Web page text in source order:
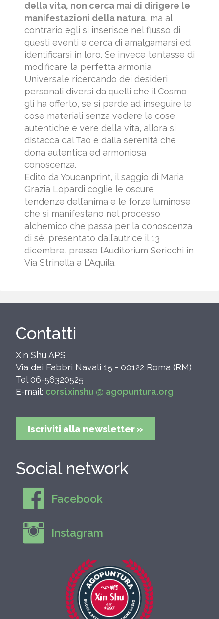
della vita, non cerca mai di dirigere le
manifestazioni della natura, ma al
contrario egli si inserisce nel flusso di
questi eventi e cerca di amalgamarsi ed
identificarsi in loro. Se invece tentasse di
modificare la perfetta armonia
Universale ricercando dei desideri
personali diversi da quelli che il Cosmo
gli ha offerto, se si perde ad inseguire le
cose materiali senza vedere le cose
autentiche e vere della vita, allora si
distacca dal Tao e dalla serenità che
dona autentica ed armoniosa
conoscenza.
Edito da Youcanprint, il saggio di Maria
Grazia Lopardi coglie le oscure
tendenze dell’anima e le forze luminose
che si manifestano nel processo
alchemico che passa per la conoscenza
di sé, presentato dall’autrice il 13
dicembre, presso l’Auditorium Sericchi in
Via Strinella a L’Aquila.
Contatti
Xin Shu APS
Via dei Fabbri Navali 15 - 00122 Roma (RM)
Tel 06-56320525
E-mail: corsi.xinshu @ agopuntura.org
Iscriviti alla newsletter »
Social network
Facebook
Instagram